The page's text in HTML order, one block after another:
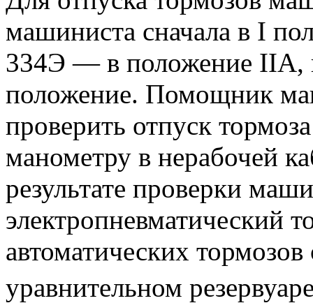
машиниста сначала в I
334Э — в положение
положение. Помощник
проверить отпуск
манометру в нерабочей
результате проверки
электропневматический
автоматических
уравнительном